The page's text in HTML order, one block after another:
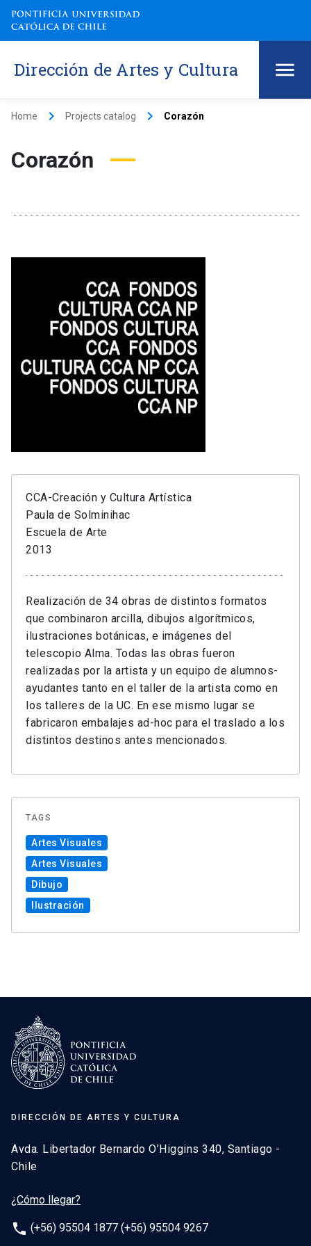
Dirección de Artes y Cultura
Home keyboard_arrow_right Projects catalog keyboard_arrow_right Corazón
Corazón
CCA-Creación y Cultura Artística
Paula de Solminihac
Escuela de Arte
2013
Realización de 34 obras de distintos formatos
que combinaron arcilla, dibujos algorítmicos,
ilustraciones botánicas, e imágenes del
telescopio Alma. Todas las obras fueron
realizadas por la artista y un equipo de alumnos-
ayudantes tanto en el taller de la artista como en
los talleres de la UC. En ese mismo lugar se
fabricaron embalajes ad-hoc para el traslado a los
distintos destinos antes mencionados.
TAGS
Artes Visuales
Artes Visuales
Dibujo
Ilustración
DIRECCIÓN DE ARTES Y CULTURA
Avda. Libertador Bernardo O’Higgins 340, Santiago -
Chile
¿Cómo llegar?
phone (+56) 95504 1877 (+56) 95504 9267